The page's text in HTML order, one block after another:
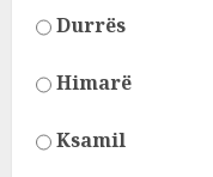
Durrës
Himarë
Ksamil